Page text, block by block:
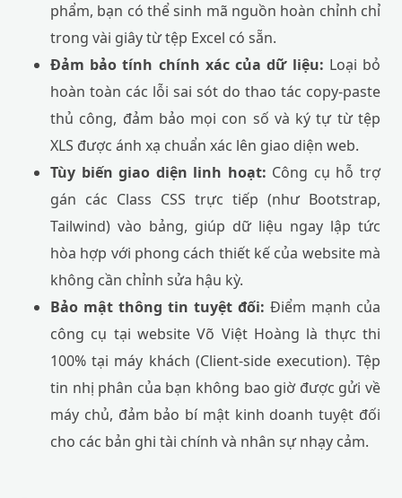
phẩm, bạn có thể sinh mã nguồn hoàn chỉnh chỉ
trong vài giây từ tệp Excel có sẵn.
Đảm bảo tính chính xác của dữ liệu: Loại bỏ
hoàn toàn các lỗi sai sót do thao tác copy-paste
thủ công, đảm bảo mọi con số và ký tự từ tệp
XLS được ánh xạ chuẩn xác lên giao diện web.
Tùy biến giao diện linh hoạt: Công cụ hỗ trợ
gán các Class CSS trực tiếp (như Bootstrap,
Tailwind) vào bảng, giúp dữ liệu ngay lập tức
hòa hợp với phong cách thiết kế của website mà
không cần chỉnh sửa hậu kỳ.
Bảo mật thông tin tuyệt đối: Điểm mạnh của
công cụ tại website Võ Việt Hoàng là thực thi
100% tại máy khách (Client-side execution). Tệp
tin nhị phân của bạn không bao giờ được gửi về
máy chủ, đảm bảo bí mật kinh doanh tuyệt đối
cho các bản ghi tài chính và nhân sự nhạy cảm.